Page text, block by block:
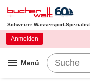
Schweizer Wassersport-Spezialist
menu Menü
Anmelden